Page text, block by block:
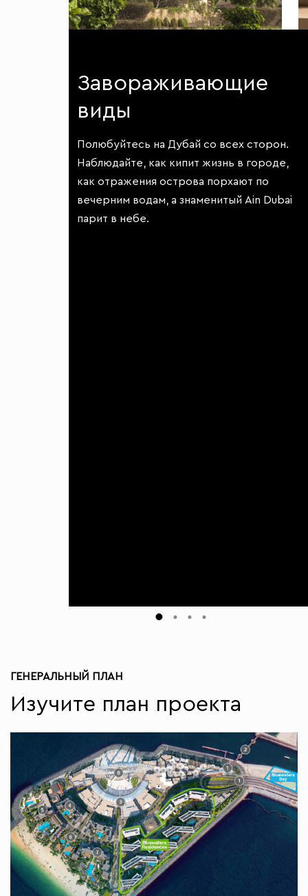
Завораживающие
виды
Полюбуйтесь на Дубай со всех сторон.
Наблюдайте, как кипит жизнь в городе,
как отражения острова порхают по
вечерним водам, а знаменитый Ain Dubai
парит в небе.
ГЕНЕРАЛЬНЫЙ ПЛАН
Изучите план проекта